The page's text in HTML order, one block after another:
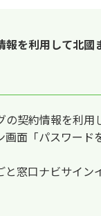
を利用して北
契約情報を利用
面「パスワー
窓口ナビサイ